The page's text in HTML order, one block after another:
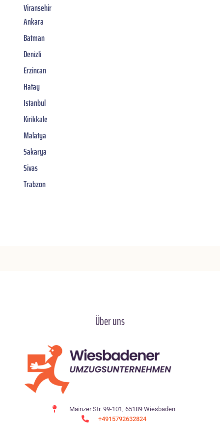
Viransehir
Ankara
Batman
Denizli
Erzincan
Hatay
Istanbul
Kirikkale
Malatya
Sakarya
Sivas
Trabzon
Über uns
Mainzer Str. 99-101, 65189 Wiesbaden
+4915792632824